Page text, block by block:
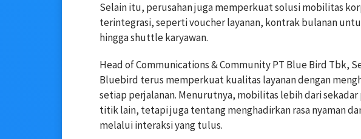
Selain itu, perusahan juga memperkuat solusi mobilitas
terintegrasi, seperti voucher layanan, kontrak bulanan
hingga shuttle karyawan.
Head of Communications & Community PT Blue Bird Tbk,
Bluebird terus memperkuat kualitas layanan dengan
setiap perjalanan. Menurutnya, mobilitas lebih dari
titik lain, tetapi juga tentang menghadirkan rasa nyaman
melalui interaksi yang tulus.